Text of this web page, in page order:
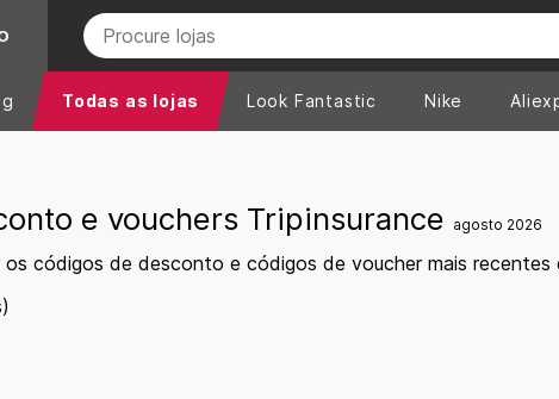
Todas as lojas Look Fantastic Nike
e vouchers Tripinsurance agosto 2026
códigos de desconto e códigos de voucher mais recentes